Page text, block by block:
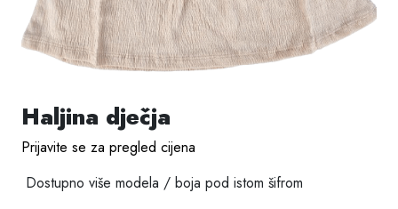
Haljina dječja
Prijavite se za pregled cijena
Dostupno više modela / boja pod istom šifrom